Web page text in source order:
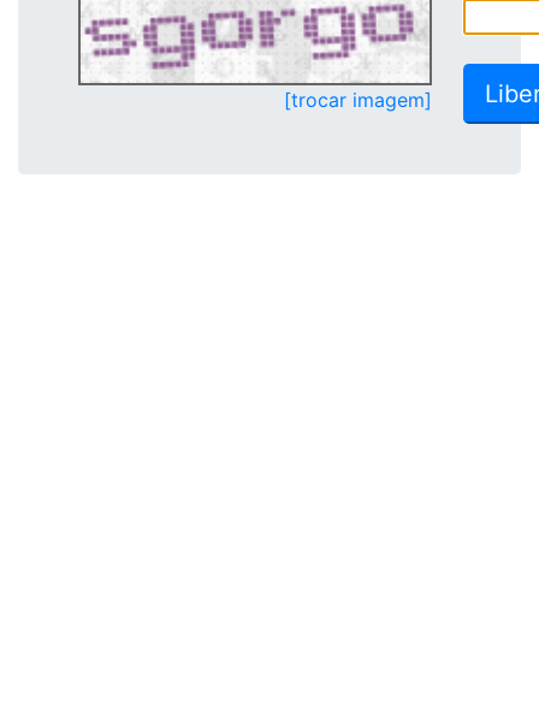
[trocar imagem]